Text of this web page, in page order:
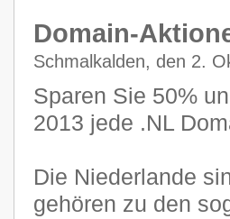
Domain-
Schmalkalden, den 2.
Sparen Sie 50%
2013 jede .NL
Die Niederlande
gehören zu den